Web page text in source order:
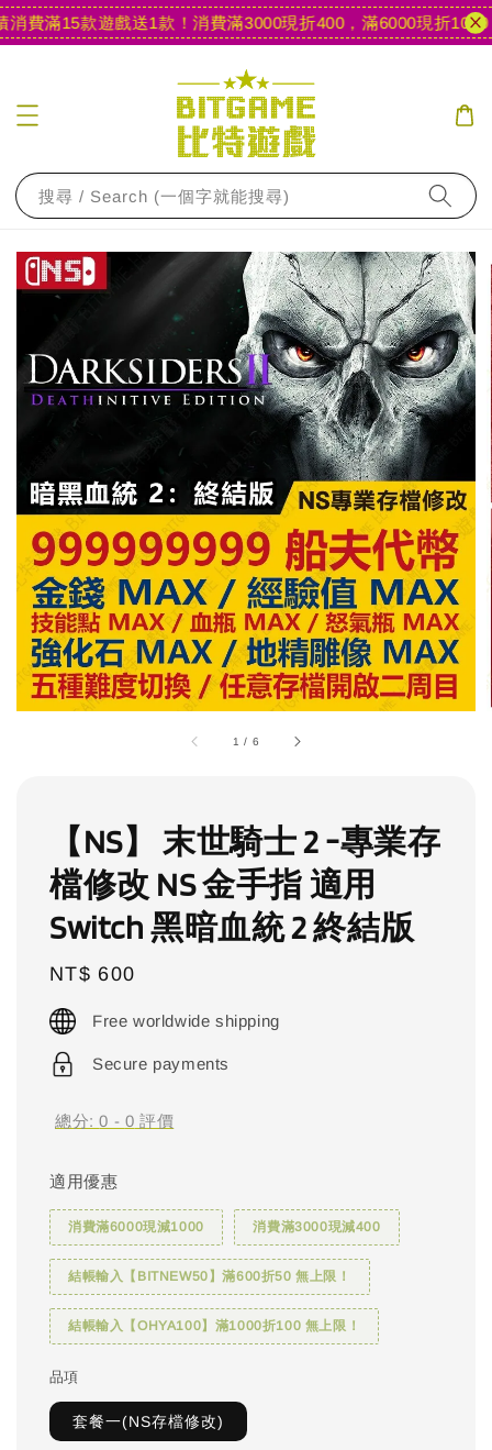
費滿15款遊戲送1款！ 消費滿3000現折400，滿6000現折1000
搜尋 / Search (一個字就能搜尋)
1 / 6
【NS】 末世騎士 2 -專業存
檔修改 NS 金手指 適用
Switch 黑暗血統 2 終結版
Regular
price
NT$ 600
Free worldwide shipping
Secure payments
總分:0 - 0 評價
適用優惠
消費滿6000現減1000 消費滿3000現減400
結帳輸入【BITNEW50】滿600折50 無上限！
結帳輸入【OHYA100】滿1000折100 無上限！
品項
套餐一(NS存檔修改)